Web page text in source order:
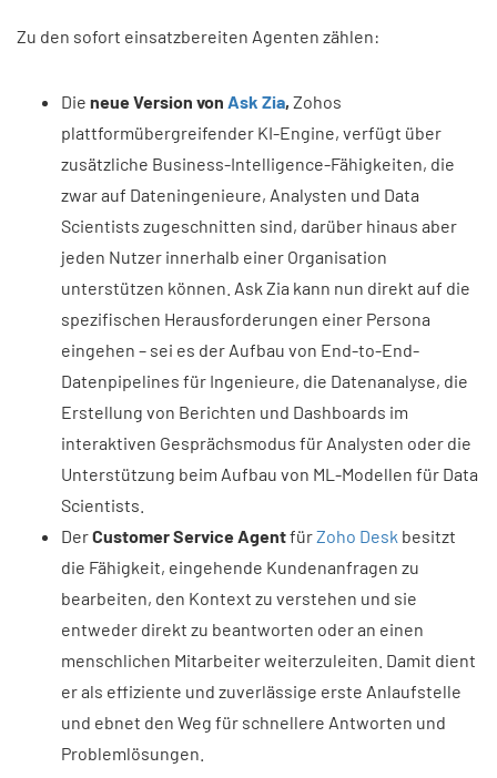
Zu den sofort einsatzbereiten Agenten zählen:
Die neue Version von Ask Zia, Zohos
plattformübergreifender KI-Engine, verfügt über
zusätzliche Business-Intelligence-Fähigkeiten, die
zwar auf Dateningenieure, Analysten und Data
Scientists zugeschnitten sind, darüber hinaus aber
jeden Nutzer innerhalb einer Organisation
unterstützen können. Ask Zia kann nun direkt auf die
spezifischen Herausforderungen einer Persona
eingehen – sei es der Aufbau von End-to-End-
Datenpipelines für Ingenieure, die Datenanalyse, die
Erstellung von Berichten und Dashboards im
interaktiven Gesprächsmodus für Analysten oder die
Unterstützung beim Aufbau von ML-Modellen für Data
Scientists.
DerCustomer Service AgentfürZoho Desk besitzt
die Fähigkeit, eingehende Kundenanfragen zu
bearbeiten, den Kontext zu verstehen und sie
entweder direkt zu beantworten oder an einen
menschlichen Mitarbeiter weiterzuleiten. Damit dient
er als effiziente und zuverlässige erste Anlaufstelle
und ebnet den Weg für schnellere Antworten und
Problemlösungen.